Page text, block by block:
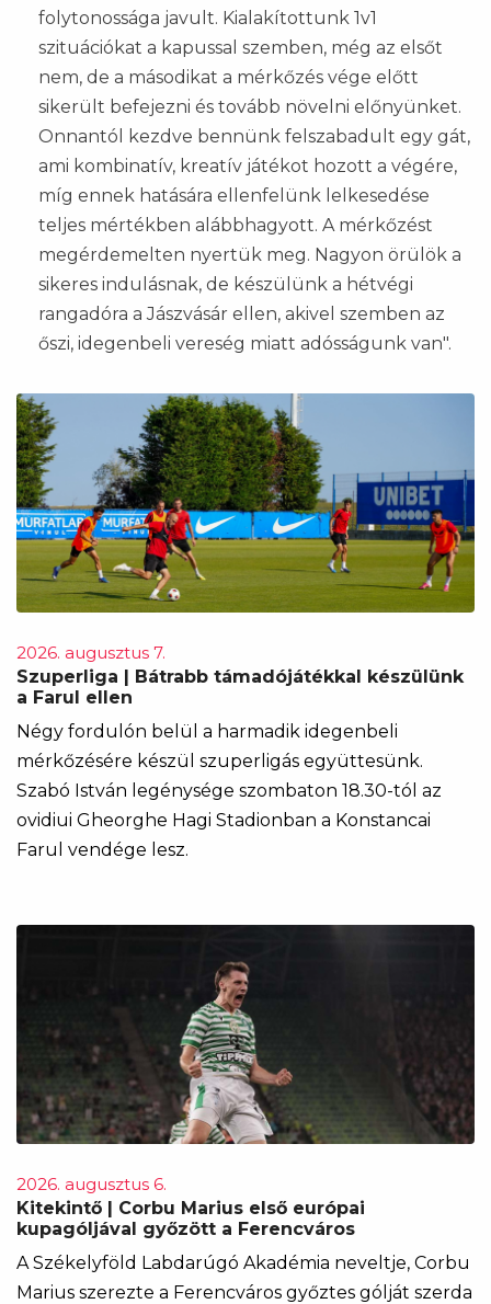
folytonossága javult. Kialakítottunk 1v1
szituációkat a kapussal szemben, még az elsőt
nem, de a másodikat a mérkőzés vége előtt
sikerült befejezni és tovább növelni előnyünket.
Onnantól kezdve bennünk felszabadult egy gát,
ami kombinatív, kreatív játékot hozott a végére,
míg ennek hatására ellenfelünk lelkesedése
teljes mértékben alábbhagyott. A mérkőzést
megérdemelten nyertük meg. Nagyon örülök a
sikeres indulásnak, de készülünk a hétvégi
rangadóra a Jászvásár ellen, akivel szemben az
őszi, idegenbeli vereség miatt adósságunk van".
2026. augusztus 7.
Szuperliga | Bátrabb támadójátékkal készülünk
a Farul ellen
Négy fordulón belül a harmadik idegenbeli
mérkőzésére készül szuperligás együttesünk.
Szabó István legénysége szombaton 18.30-tól az
ovidiui Gheorghe Hagi Stadionban a Konstancai
Farul vendége lesz.
2026. augusztus 6.
Kitekintő | Corbu Marius első európai
kupagóljával győzött a Ferencváros
A Székelyföld Labdarúgó Akadémia neveltje, Corbu
Marius szerezte a Ferencváros győztes gólját szerda